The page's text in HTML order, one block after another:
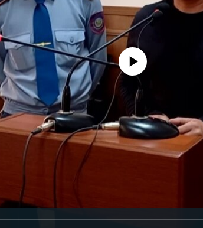
No media source currently